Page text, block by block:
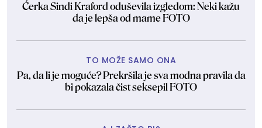
Ćerka Sindi Kraford oduševila izgledom: Neki kažu
da je lepša od mame FOTO
TO MOŽE SAMO ONA
Pa, da li je moguće? Prekršila je sva modna pravila da
bi pokazala čist seksepil FOTO